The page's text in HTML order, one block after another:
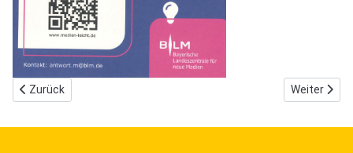
Vorheriger Beitrag: Forschungsprojekt „Geburtshilfliche
Zurück Nächster
Weiter